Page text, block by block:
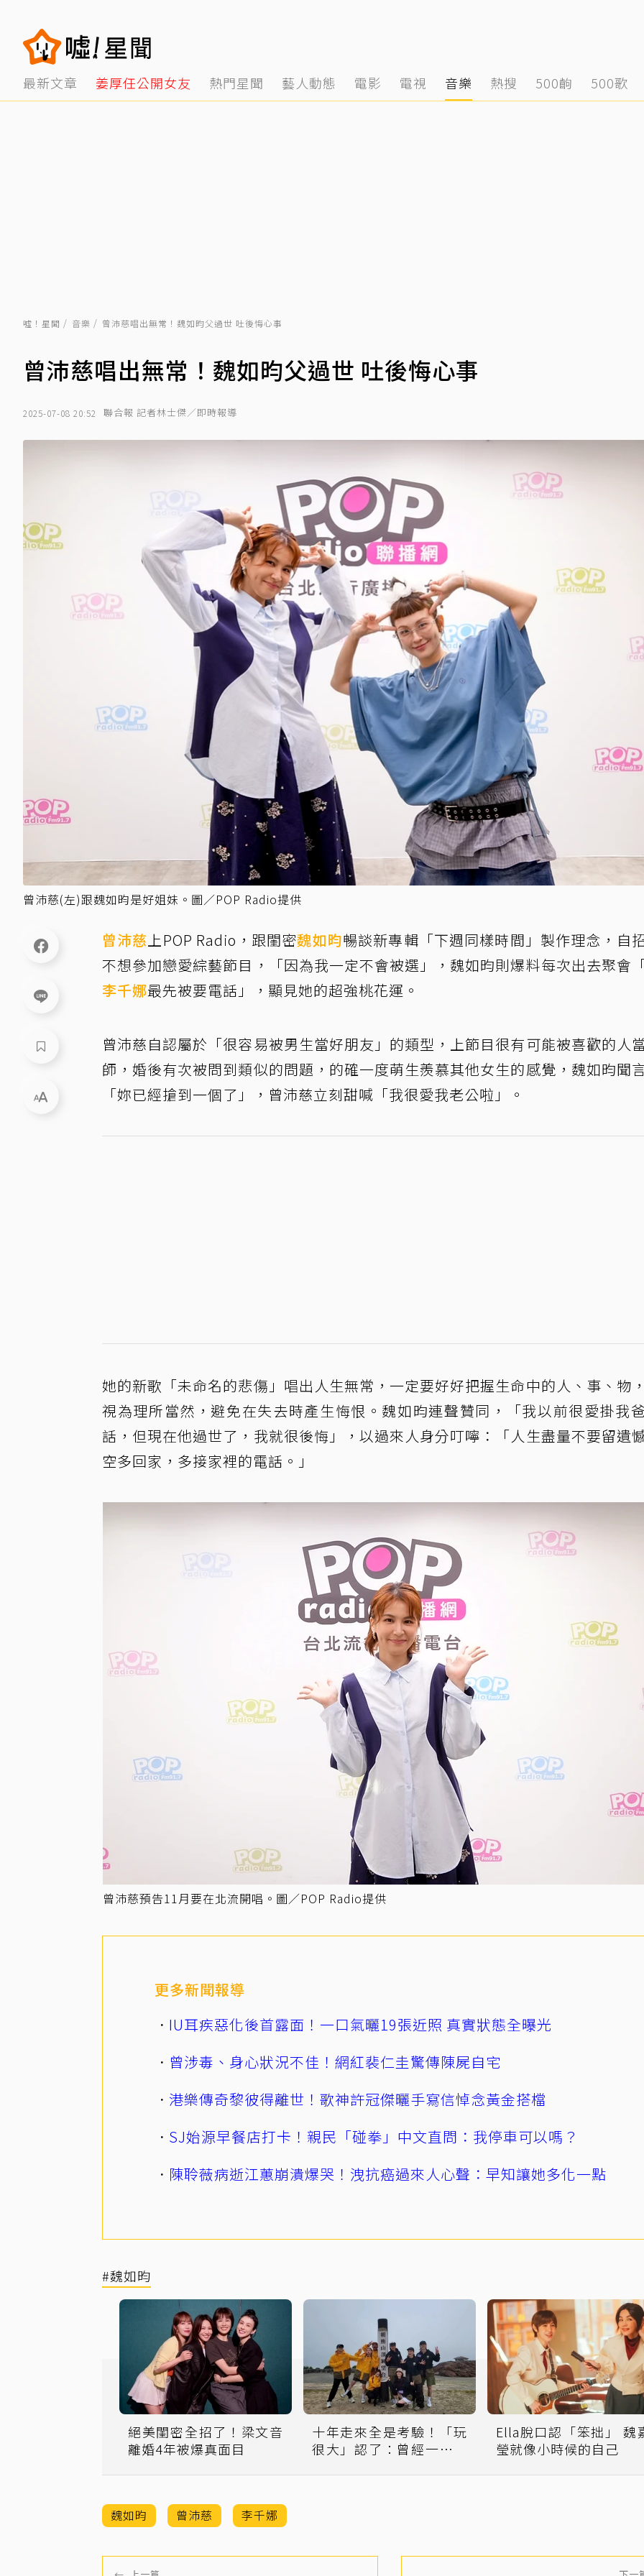
最新文章 姜厚任公開女友 熱門星聞 藝人動態 電影 電視 音樂 熱搜 500齣 500歌
噓！星聞 音樂 曾沛慈唱出無常！魏如昀父過世 吐後悔心事
曾沛慈唱出無常！魏如昀父過世 吐後悔心事
2025-07-08 20:52 聯合報 記者林士傑／即時報導
曾沛慈(左)跟魏如昀是好姐妹。圖／POP Radio提供
曾沛慈上POP Radio，跟閨密魏如昀暢談新專輯「下週同樣時間」製作理念，自
不想參加戀愛綜藝節目，「因為我一定不會被選」，魏如昀則爆料每次出去聚會
李千娜最先被要電話」，顯見她的超強桃花運。
曾沛慈自認屬於「很容易被男生當好朋友」的類型，上節目很有可能被喜歡的人
師，婚後有次被問到類似的問題，的確一度萌生羨慕其他女生的感覺，魏如昀聞
「妳已經搶到一個了」，曾沛慈立刻甜喊「我很愛我老公啦」。
她的新歌「未命名的悲傷」唱出人生無常，一定要好好把握生命中的人、事、物
視為理所當然，避免在失去時產生悔恨。魏如昀連聲贊同，「我以前很愛掛我
話，但現在他過世了，我就很後悔」，以過來人身分叮嚀：「人生盡量不要留遺
空多回家，多接家裡的電話。」
曾沛慈預告11月要在北流開唱。圖／POP Radio提供
更多新聞報導
IU耳疾惡化後首露面！一口氣曬19張近照 真實狀態全曝光
曾涉毒、身心狀況不佳！網紅裴仁圭驚傳陳屍自宅
港樂傳奇黎彼得離世！歌神許冠傑曬手寫信悼念黃金搭檔
SJ始源早餐店打卡！親民「碰拳」中文直問：我停車可以嗎？
陳聆薇病逝江蕙崩潰爆哭！洩抗癌過來人心聲：早知讓她多化一點
#魏如昀
絕美閨密全招了！梁文音
離婚4年被爆真面目
十年走來全是考驗！「玩
很大」認了：曾經一度撐
Ella脫口認「笨拙」 魏
瑩就像小時候的自己
魏如昀 曾沛慈 李千娜